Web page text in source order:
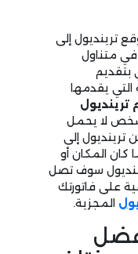
ترينديول إلى
متناول
بتقديم
يقدمها
لا يحمل
ترينديول إلى
كان المكان أو
سوف تصل
على فاتورتك
المجزية.